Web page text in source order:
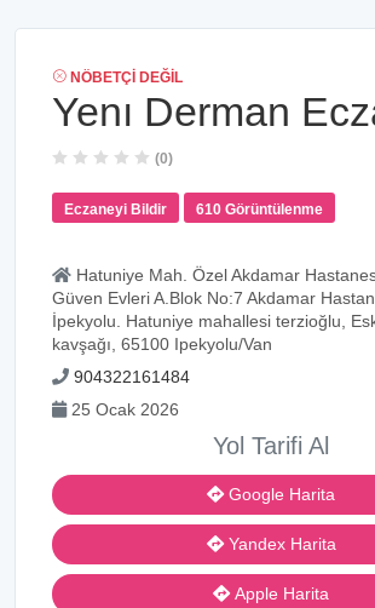
NÖBETÇI DEĞIL
Yenı Derman
(0)
Eczaneyi Bildir 610 Görüntülenme
Hatuniye Mah. Özel Akdamar
Güven Evleri A.Blok No:7 Akdamar
İpekyolu. Hatuniye mahallesi terzioğlu,
kavşağı, 65100 Ipekyolu/Van
904322161484
25 Ocak 2026
Yol Tarifi Al
Google Harita
Yandex Harita
Apple Harita